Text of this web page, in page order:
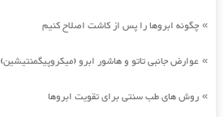
» چگونه ابروها را پس از کاشت اصلاح کنیم
» عوارض جانبی تاتو و هاشور ابرو (میکروپیگمنتیشین)
» روش های طب سنتی برای تقویت ابروها